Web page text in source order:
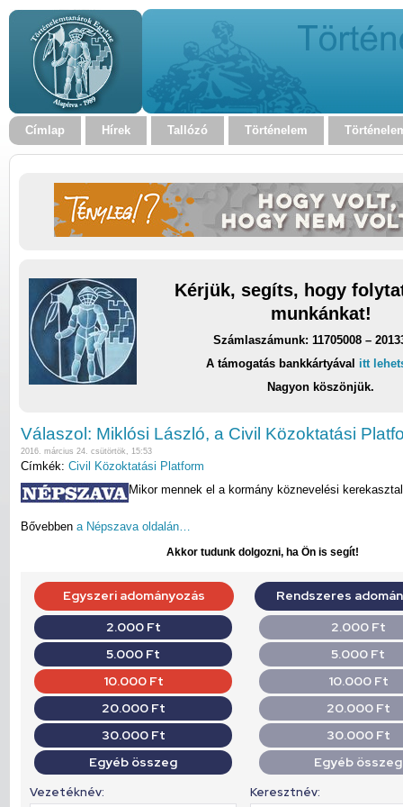
Címlap Hírek Tallózó Történelem
Kérjük, segíts, hogy
munkánkat!
Számlaszámunk: 11705008 –
A támogatás bankkártyával itt
Nagyon köszönjük.
Válaszol: Miklósi László, a Civil Közoktatási
2016. március 24. csütörtök, 15:53
Címkék: Civil Közoktatási Platform
Mikor mennek el a kormány köznevelési
Bővebben a Népszava oldalán…
Akkor tudunk dolgozni, ha Ön is segít!